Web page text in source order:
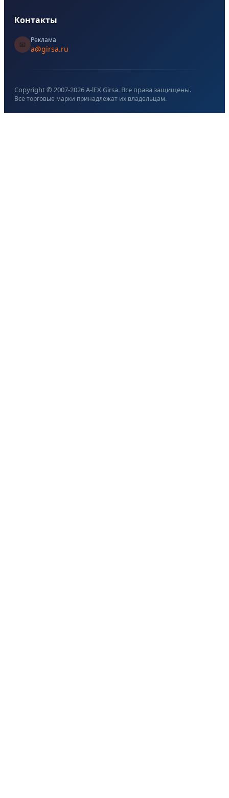
Контакты
📧
Реклама
a@girsa.ru
Copyright © 2007-2026A-lEX Girsa. Все права защищены.
Все торговые марки принадлежат их владельцам.